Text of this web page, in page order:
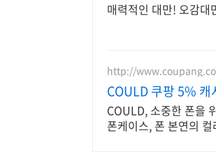
매력적인 대만! 오감대
http://
COULD 쿠팡 5% 캐
COULD, 소중한 폰을
폰케이스, 폰 본연의